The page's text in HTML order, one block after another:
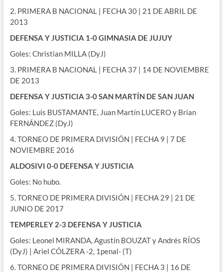
2. PRIMERA B NACIONAL | FECHA 30 | 21 DE ABRIL DE
2013
DEFENSA Y JUSTICIA 1-0 GIMNASIA DE JUJUY
Goles: Christian MILLA (DyJ)
3. PRIMERA B NACIONAL | FECHA 37 | 14 DE NOVIEMBRE
DE 2013
DEFENSA Y JUSTICIA 3-0 SAN MARTÍN DE SAN JUAN
Goles: Luis BUSTAMANTE, Juan Martín LUCERO y Brian
FERNÁNDEZ (DyJ)
4. TORNEO DE PRIMERA DIVISIÓN | FECHA 9 | 7 DE
NOVIEMBRE 2016
ALDOSIVI 0-0 DEFENSA Y JUSTICIA
Goles: No hubo.
5. TORNEO DE PRIMERA DIVISIÓN | FECHA 29 | 21 DE
JUNIO DE 2017
TEMPERLEY 2-3 DEFENSA Y JUSTICIA
Goles: Leonel MIRANDA, Agustín BOUZAT y Andrés RÍOS
(DyJ) | Ariel CÓLZERA -2, 1penal- (T)
6. TORNEO DE PRIMERA DIVISIÓN | FECHA 3 | 16 DE